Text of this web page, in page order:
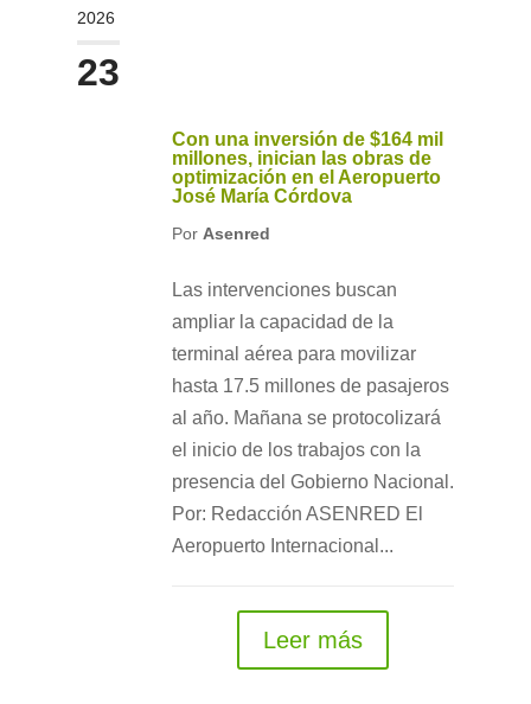
2026
23
Con una inversión de $164 mil
millones, inician las obras de
optimización en el Aeropuerto
José María Córdova
Por Asenred
Las intervenciones buscan
ampliar la capacidad de la
terminal aérea para movilizar
hasta 17.5 millones de pasajeros
al año. Mañana se protocolizará
el inicio de los trabajos con la
presencia del Gobierno Nacional.
Por: Redacción ASENRED El
Aeropuerto Internacional...
Leer más